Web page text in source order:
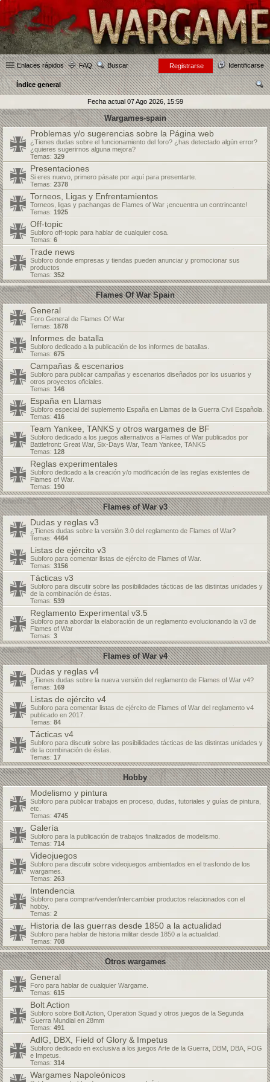
Enlaces rápidos FAQ Buscar Identificarse
Registrarse
Índice general
car
Fecha actual 07 Ago 2026, 15:59
Wargames-spain
Problemas y/o sugerencias sobre la Página web
¿Tienes dudas sobre el funcionamiento del foro? ¿has detectado algún error?
¿quieres sugerirnos alguna mejora?
Temas: 329
Presentaciones
Si eres nuevo, primero pásate por aquí para presentarte.
Temas: 2378
Torneos, Ligas y Enfrentamientos
Torneos, ligas y pachangas de Flames of War ¡encuentra un contrincante!
Temas: 1925
Off-topic
Subforo off-topic para hablar de cualquier cosa.
Temas: 6
Trade news
Subforo donde empresas y tiendas pueden anunciar y promocionar sus
productos
Temas: 352
Flames Of War Spain
General
Foro General de Flames Of War
Temas: 1878
Informes de batalla
Subforo dedicado a la publicación de los informes de batallas.
Temas: 675
Campañas & escenarios
Subforo para publicar campañas y escenarios diseñados por los usuarios y
otros proyectos oficiales.
Temas: 146
España en Llamas
Subforo especial del suplemento España en Llamas de la Guerra Civil Española.
Temas: 416
Team Yankee, TANKS y otros wargames de BF
Subforo dedicado a los juegos alternativos a Flames of War publicados por
Battlefront: Great War, Six-Days War, Team Yankee, TANKS
Temas: 128
Reglas experimentales
Subforo dedicado a la creación y/o modificación de las reglas existentes de
Flames of War.
Temas: 190
Flames of War v3
Dudas y reglas v3
¿Tienes dudas sobre la versión 3.0 del reglamento de Flames of War?
Temas: 4464
Listas de ejército v3
Subforo para comentar listas de ejército de Flames of War.
Temas: 3156
Tácticas v3
Subforo para discutir sobre las posibilidades tácticas de las distintas unidades y
de la combinación de éstas.
Temas: 539
Reglamento Experimental v3.5
Subforo para abordar la elaboración de un reglamento evolucionando la v3 de
Flames of War
Temas: 3
Flames of War v4
Dudas y reglas v4
¿Tienes dudas sobre la nueva versión del reglamento de Flames of War v4?
Temas: 169
Listas de ejército v4
Subforo para comentar listas de ejército de Flames of War del reglamento v4
publicado en 2017.
Temas: 84
Tácticas v4
Subforo para discutir sobre las posibilidades tácticas de las distintas unidades y
de la combinación de éstas.
Temas: 17
Hobby
Modelismo y pintura
Subforo para publicar trabajos en proceso, dudas, tutoriales y guías de pintura,
etc.
Temas: 4745
Galería
Subforo para la publicación de trabajos finalizados de modelismo.
Temas: 714
Videojuegos
Subforo para discutir sobre videojuegos ambientados en el trasfondo de los
wargames.
Temas: 263
Intendencia
Subforo para comprar/vender/intercambiar productos relacionados con el
hobby.
Temas: 2
Historia de las guerras desde 1850 a la actualidad
Subforo para hablar de historia militar desde 1850 a la actualidad.
Temas: 708
Otros wargames
General
Foro para hablar de cualquier Wargame.
Temas: 615
Bolt Action
Subforo sobre Bolt Action, Operation Squad y otros juegos de la Segunda
Guerra Mundial en 28mm
Temas: 491
AdlG, DBX, Field of Glory & Impetus
Subforo dedicado en exclusiva a los juegos Arte de la Guerra, DBM, DBA, FOG
e Impetus.
Temas: 314
Wargames Napoleónicos